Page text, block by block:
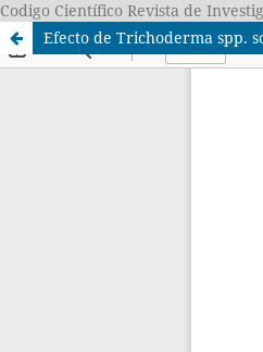
Codigo Científico Revista de
Efecto de Trichoderma spp.